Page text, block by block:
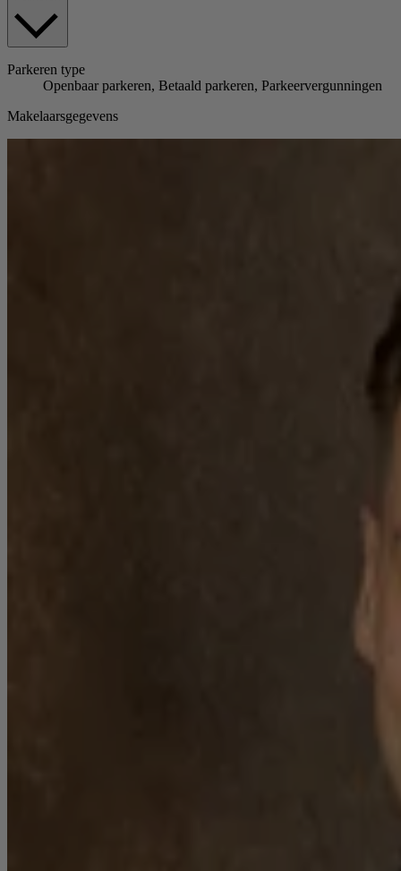
Parkeren type
Openbaar parkeren, Betaald parkeren, Parkeervergunningen
Makelaarsgegevens